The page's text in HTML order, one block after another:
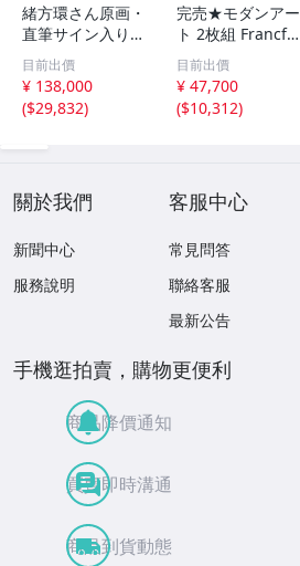
緒方環さん原画・
直筆サイン入り・
フレーム付き・真
作。墨画。
目前出價
¥ 138,000
($29,832)
完売★モダンアー
ト 2枚組 Francfr
anc フランフラン
モノクロームサマ
ー アートプリン
ト サイズ 63×84
目前出價
¥ 47,700
($10,312)
關於我們
新聞中心
服務說明
客服中心
常見問答
聯絡客服
最新公告
手機逛拍賣，購物更便利
商品降價通知
買賣即時溝通
商品到貨動態